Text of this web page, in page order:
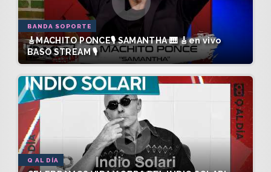
BANDA SOPORTE
🎸MACHITO PONCE🎙️ SAMANTHA 🎹 🎸en vivo
BASO STREAM 🎙️
Q AL DÍA